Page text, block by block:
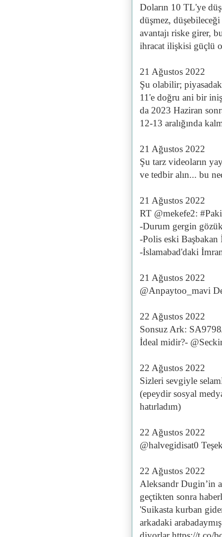
Doların 10 TL'ye
düşmez,
avantajı riske girer,
ihracat ilişkisi güçlü
21 Ağustos 2022
Şu olabilir;
11'e doğru ani bir
da 2023 Haziran
12-13 aralığında
21 Ağustos 2022
Şu tarz videoların
ve tedbir alın... bu
21 Ağustos 2022
RT @mekefe2:
-Durum gergin
-Polis eski
-İslamabad'daki
21 Ağustos 2022
@Anpaytoo_mavi
22 Ağustos 2022
Sonsuz Ark:
İdeal midir?-
22 Ağustos 2022
Sizleri sevgiyle
(epeydir sosyal
hatırladım)
22 Ağustos 2022
@halvegidisat0
22 Ağustos 2022
Aleksandr Dugin’in
geçtikten sonra
'Suikasta kurban
arkadaki